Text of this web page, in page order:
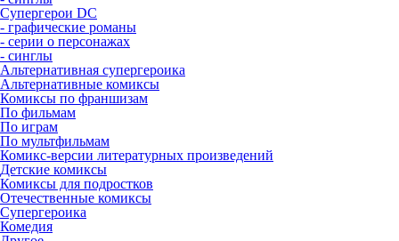
Супергерои DC
- графические романы
- серии о персонажах
- синглы
Альтернативная супергероика
Альтернативные комиксы
Комиксы по франшизам
По фильмам
По играм
По мультфильмам
Комикс-версии литературных произведений
Детские комиксы
Комиксы для подростков
Отечественные комиксы
Супергероика
Комедия